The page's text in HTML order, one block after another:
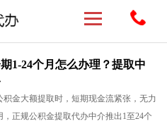
1-24个月怎么办理？提取中
金大额提取时，短期现金流紧张，无力
正规公积金提取代办中介推出1至24个